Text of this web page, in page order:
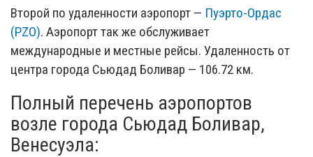
Второй по удаленности аэропорт — Пуэрто-Ордас
(PZO). Аэропорт так же обслуживает
международные и местные рейсы. Удаленность от
центра города Сьюдад Боливар — 106.72 км.
Полный перечень аэропортов
возле города Сьюдад Боливар,
Венесуэла: